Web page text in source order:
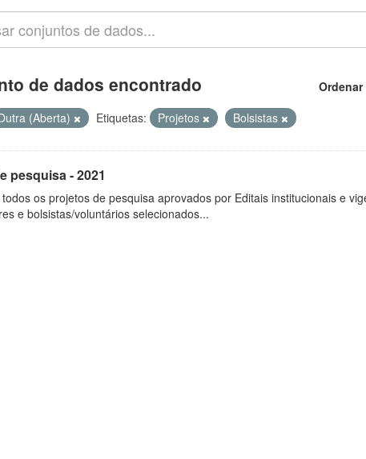
de dados encontrado
(Aberta) Etiquetas: Projetos Bolsistas
pesquisa - 2021
os projetos de pesquisa aprovados por Editais institucionais e
e bolsistas/voluntários selecionados...